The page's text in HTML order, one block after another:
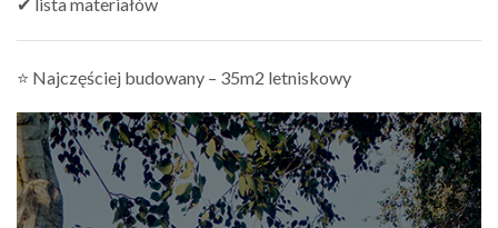
✔ lista materiałów
⭐ Najczęściej budowany – 35m2 letniskowy